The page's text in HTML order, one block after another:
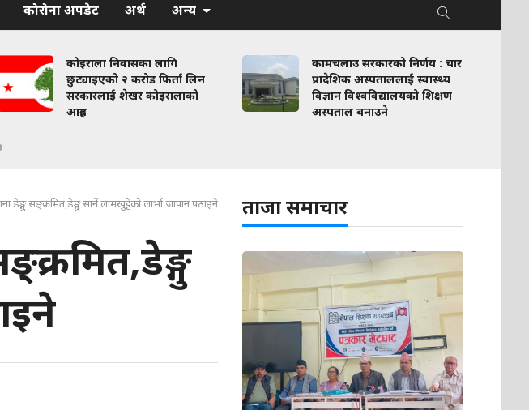
कोरोना अपडेट अर्थ अन्य
कोइराला निवासका लागि
छुट्याइएको २ करोड फिर्ता लिन
सरकारलाई शेखर कोइरालाको
आग्रह
कामचलाउ सरकारको निर्णय : चार
प्रादेशिक अस्पताललाई स्वास्थ्य
विज्ञान विश्वविद्यालयको शिक्षण
अस्पताल बनाउने
डेङ्गु सङ्क्रमित,डेङ्गु सार्ने लामखुट्टेको लार्भा जापान पठाइने ताजा समाचार